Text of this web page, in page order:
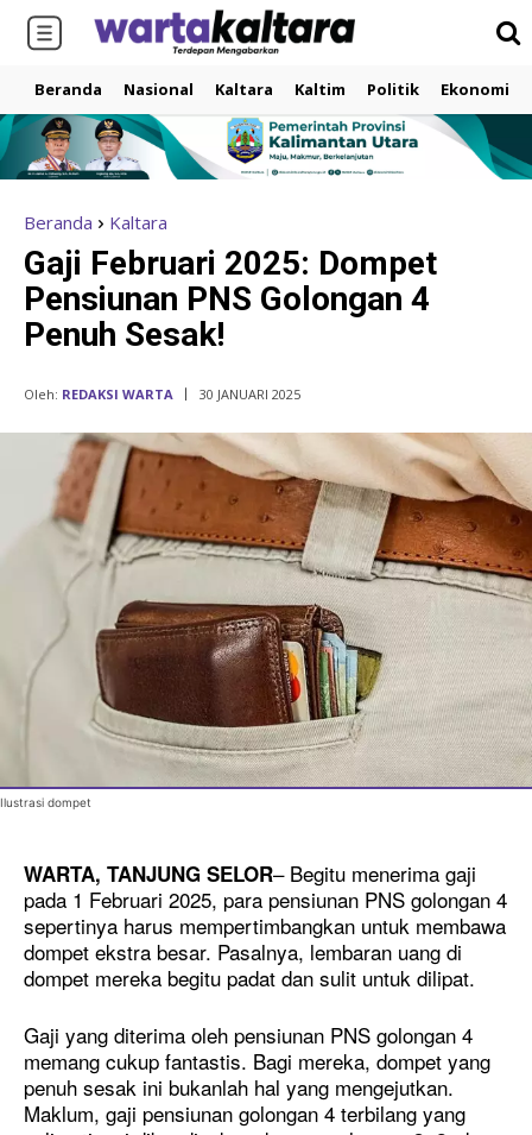
Beranda Nasional Kaltara Kaltim Politik Ekonomi
Beranda Kaltara
Gaji Februari 2025: Dompet
Pensiunan PNS Golongan 4
Penuh Sesak!
Oleh: REDAKSI WARTA 30 JANUARI 2025
Ilustrasi dompet
WARTA, TANJUNG SELOR– Begitu menerima gaji
pada 1 Februari 2025, para pensiunan PNS golongan 4
sepertinya harus mempertimbangkan untuk membawa
dompet ekstra besar. Pasalnya, lembaran uang di
dompet mereka begitu padat dan sulit untuk dilipat.
Gaji yang diterima oleh pensiunan PNS golongan 4
memang cukup fantastis. Bagi mereka, dompet yang
penuh sesak ini bukanlah hal yang mengejutkan.
Maklum, gaji pensiunan golongan 4 terbilang yang